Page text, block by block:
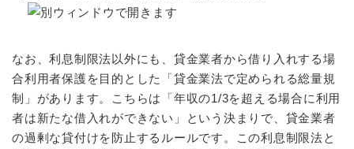
なお、利息制限法以外にも、貸金業者から借り入れする場
合利用者保護を目的とした「貸金業法で定められる総量規
制」があります。こちらは「年収の1/3を超える場合に利用
者は新たな借入れができない」という決まりで、貸金業者
の過剰な貸付けを防止するルールです。この利息制限法と